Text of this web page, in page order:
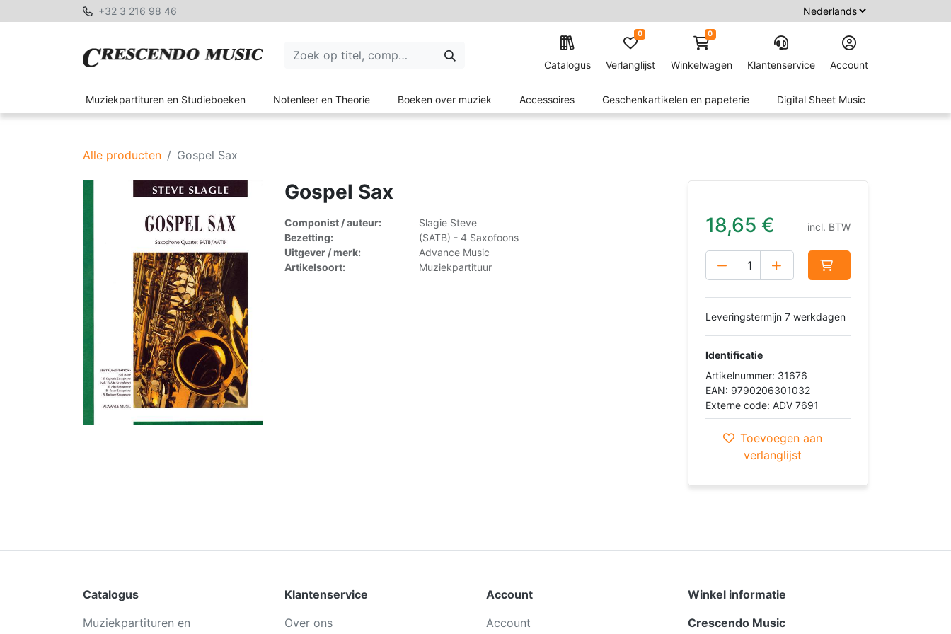
+32 3 216 98 46
Catalogus Verlanglijst
0 0
Winkelwagen Klantenservice Account
Muziekpartituren en Studieboeken Notenleer en Theorie Boeken over muziek Accessoires Geschenkartikelen en papeterie Digital Sheet Music
Alle producten Gospel Sax
Gospel Sax
Componist / auteur:
Slagie Steve
Bezetting:
(SATB) - 4 Saxofoons
Uitgever / merk:
Advance Music
Artikelsoort:
Muziekpartituur
18,65 € incl. BTW
Leveringstermijn 7 werkdagen
Identificatie
Artikelnummer: 31676
EAN: 9790206301032
Externe code: ADV 7691
Toevoegen aan
verlanglijst
Catalogus
Muziekpartituren en
Klantenservice
Over ons
Account
Account
Winkel informatie
Crescendo Music